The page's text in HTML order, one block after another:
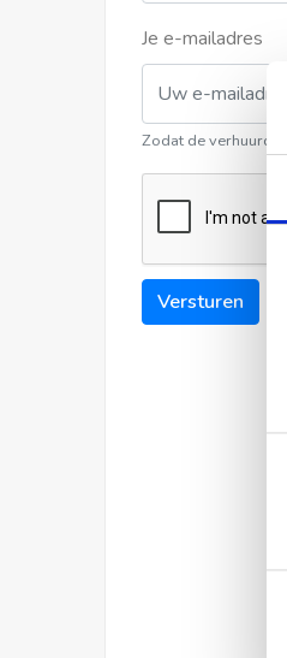
Je e-mailadres
Zodat de verhuurder
Versturen